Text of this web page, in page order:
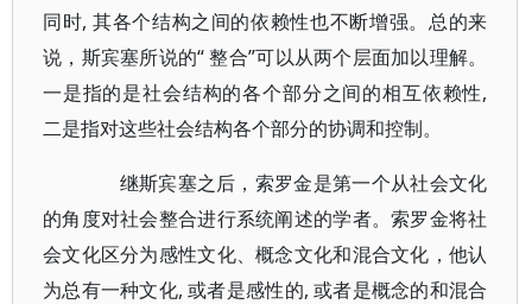
同时, 其各个结构之间的依赖性也不断增强。总的来
说，斯宾塞所说的“ 整合”可以从两个层面加以理解。
一是指的是社会结构的各个部分之间的相互依赖性,
二是指对这些社会结构各个部分的协调和控制。
继斯宾塞之后，索罗金是第一个从社会文化
的角度对社会整合进行系统阐述的学者。索罗金将社
会文化区分为感性文化、概念文化和混合文化，他认
为总有一种文化, 或者是感性的, 或者是概念的和混合